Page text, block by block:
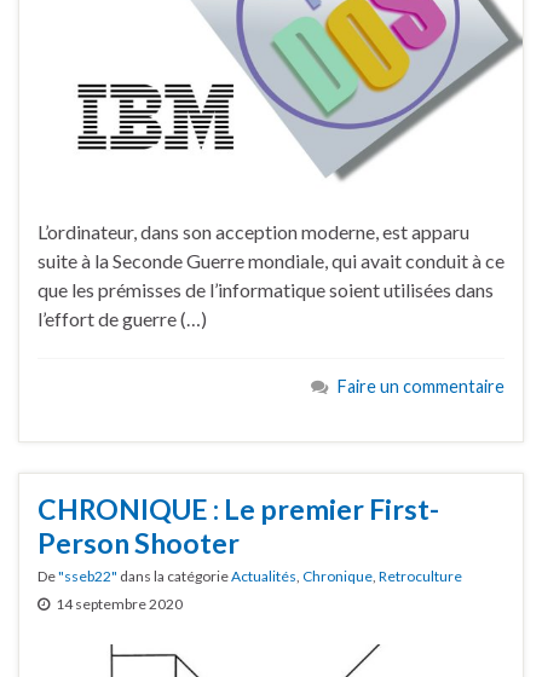
L’ordinateur, dans son acception moderne, est apparu
suite à la Seconde Guerre mondiale, qui avait conduit à ce
que les prémisses de l’informatique soient utilisées dans
l’effort de guerre (…)
Faire un commentaire
CHRONIQUE : Le premier First-
Person Shooter
De"sseb22" dans la catégorieActualités Chronique Retroculture
14 septembre 2020